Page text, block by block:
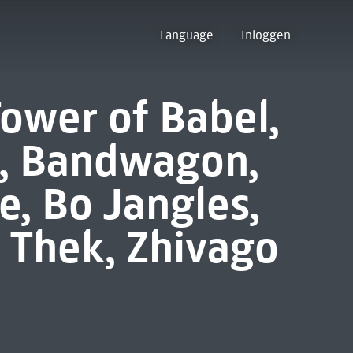
Language Inloggen
of Babel,
Bandwagon,
Bo Jangles,
Zhivago